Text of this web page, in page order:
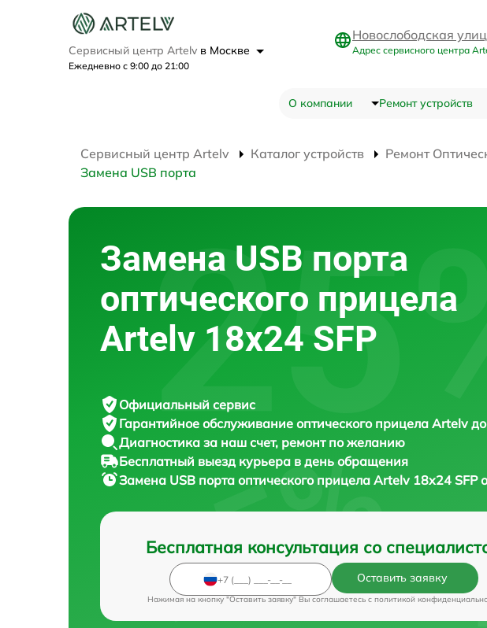
Сервисный центр Artelv в Москве
Ежедневно с 9:00 до 21:00
Новослободская
Адрес сервисного центра
О компании Ремонт устройств
Сервисный центр Artelv Каталог устройств Ремонт
Замена USB порта
Замена USB порта
оптического прицела
Artelv 18x24 SFP
Официальный сервис
Гарантийное обслуживание оптического прицела Artelv
Диагностика за наш счет, ремонт по желанию
Бесплатный выезд курьера в день обращения
Замена USB порта оптического прицела Artelv 18x24 SFP
Бесплатная консультация со
Оставить заявку
Нажимая на кнопку "Оставить заявку" Вы соглашаетесь c политикой